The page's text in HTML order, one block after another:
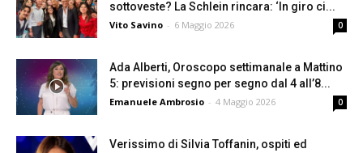
sottoveste? La Schlein rincara: ‘In giro ci...
Vito Savino - 6 Maggio 2026 0
Ada Alberti, Oroscopo settimanale a Mattino
5: previsioni segno per segno dal 4 all’8...
Emanuele Ambrosio - 4 Maggio 2026 0
Verissimo di Silvia Toffanin, ospiti ed